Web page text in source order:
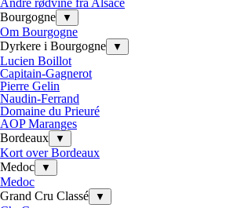
Andre rødvine fra Alsace
Bourgogne
▼
Om Bourgogne
Dyrkere i Bourgogne
▼
Lucien Boillot
Capitain-Gagnerot
Pierre Gelin
Naudin-Ferrand
Domaine du Prieuré
AOP Maranges
Bordeaux
▼
Kort over Bordeaux
Medoc
▼
Medoc
Grand Cru Classé
▼